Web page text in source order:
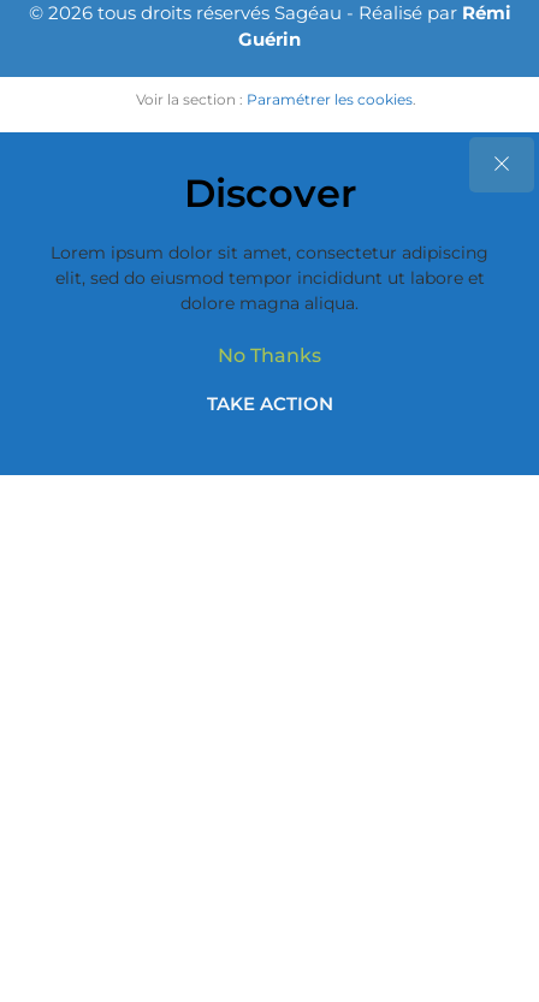
© 2026 tous droits réservés Sagéau - Réalisé par Rémi
Guérin
Voir la section : Paramétrer les cookies.
Discover
Lorem ipsum dolor sit amet, consectetur adipiscing
elit, sed do eiusmod tempor incididunt ut labore et
dolore magna aliqua.
No Thanks
TAKE ACTION